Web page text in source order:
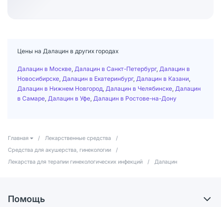
Цены на Далацин в других городах
Далацин в Москве Далацин в Санкт-Петербург, Далацин в
Новосибирске Далацин в Екатеринбург, Далацин в Казани
Далацин в Нижнем Новгород Далацин в Челябинске Далацин
в Самаре Далацин в Уфе Далацин в Ростове-на-Дону
Главная / Лекарственные средства
/
Средства для акушерства, гинекологии
/
Лекарства для терапии гинекологических инфекций
/ Далацин
Помощь